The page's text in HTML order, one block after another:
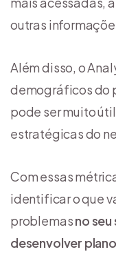
outras
Além disso, o
demográficos do
pode ser muito
estratégicas do
Com essas
identificar o que
problemasno seu
desenvolver